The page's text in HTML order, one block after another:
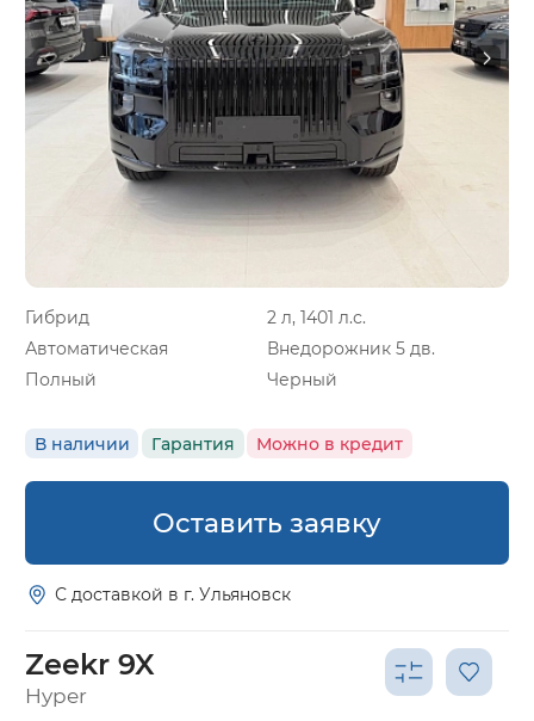
Гибрид
2 л, 1401 л.с.
Автоматическая
Внедорожник 5 дв.
Полный
Черный
В наличии Гарантия Можно в кредит
Оставить заявку
С доставкой в г. Ульяновск
Zeekr 9X
Hyper